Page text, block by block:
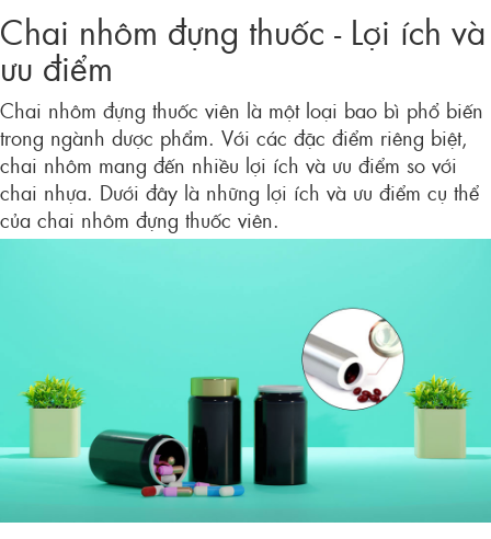
Chai nhôm đựng thuốc - Lợi ích và
ưu điểm
Chai nhôm đựng thuốc viên là một loại bao bì phổ biến
trong ngành dược phẩm. Với các đặc điểm riêng biệt,
chai nhôm mang đến nhiều lợi ích và ưu điểm so với
chai nhựa. Dưới đây là những lợi ích và ưu điểm cụ thể
của chai nhôm đựng thuốc viên.